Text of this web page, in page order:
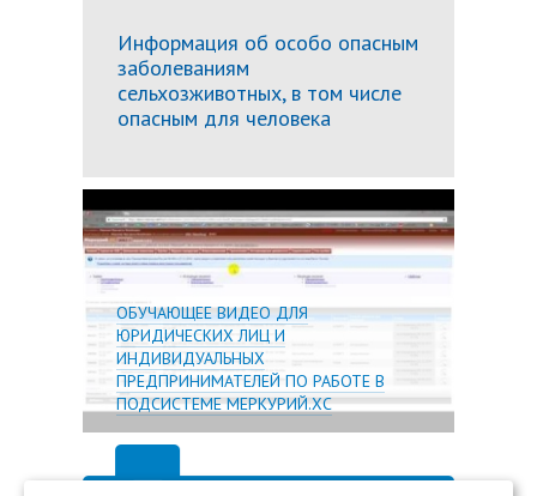
Информация об особо опасным
заболеваниям
сельхозживотных, в том числе
опасным для человека
ОБУЧАЮЩЕЕ ВИДЕО ДЛЯ
ЮРИДИЧЕСКИХ ЛИЦ И
ИНДИВИДУАЛЬНЫХ
ПРЕДПРИНИМАТЕЛЕЙ ПО РАБОТЕ В
ПОДСИСТЕМЕ МЕРКУРИЙ.ХС